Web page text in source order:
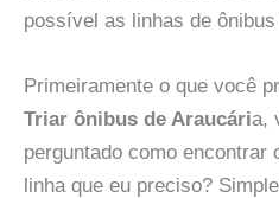
possível as linhas de ônibus
Primeiramente o que você
Triar ônibus de Araucária,
perguntado como encontrar
linha que eu preciso?